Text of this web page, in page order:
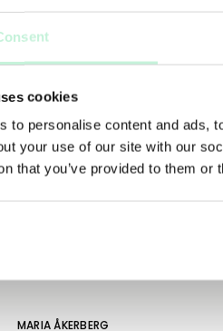
cookies
to personalise content and ads,
your use of our site with our
that you’ve provided to them
MARIA ÅKERBERG